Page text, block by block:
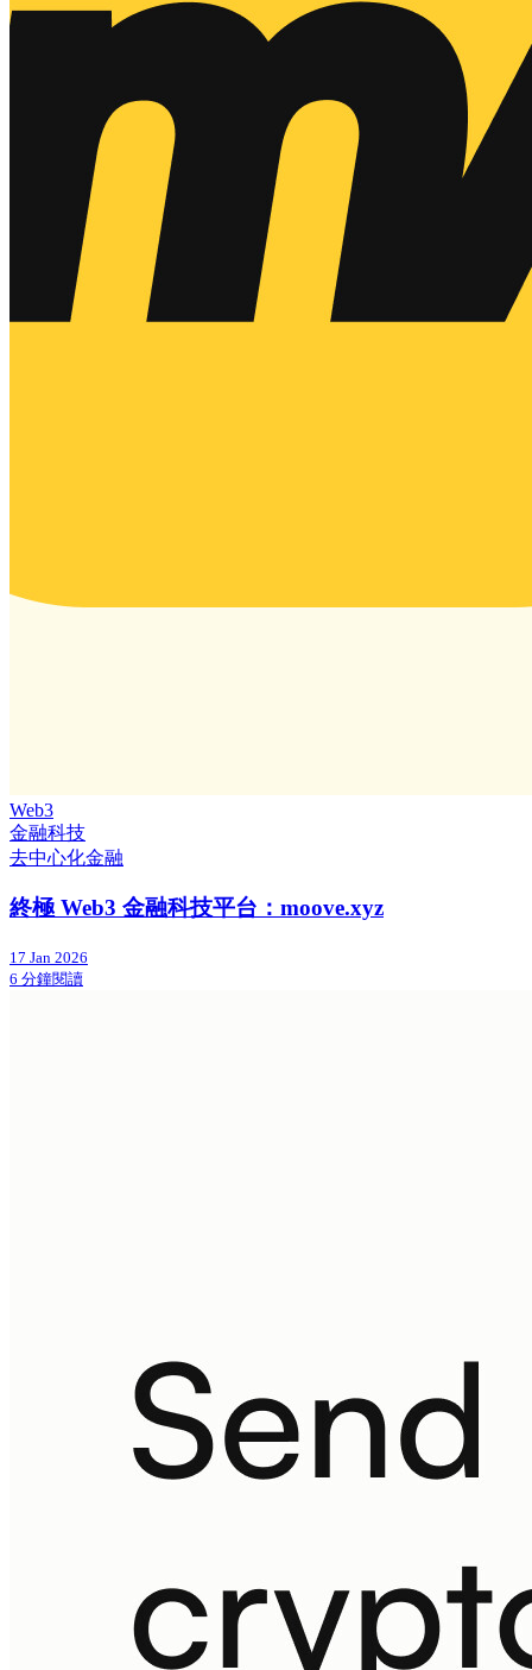
Web3
金融科技
去中心化金融
終極 Web3 金融科技平台：moove.xyz
17 Jan 2026
6 分鐘閱讀